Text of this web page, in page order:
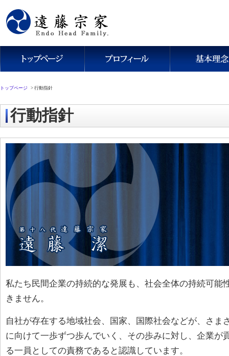
トップページ > 行動指針
行動指針
私たち民間企業の持続的な発展も、社会全体の持続可能
きません。
自社が存在する地域社会、国家、国際社会などが、さま
に向けて一歩ずつ歩んでいく、その歩みに対し、企業が
る一員としての責務であると認識しています。